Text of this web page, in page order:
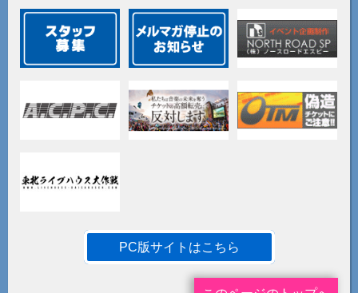
PC版サイトはこちら